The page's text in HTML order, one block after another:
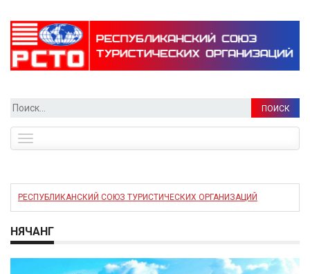
Найти:
navigation
РЕСПУБЛИКАНСКИЙ СОЮЗ ТУРИСТИЧЕСКИХ ОРГАНИЗАЦИЙ
НЯЧАНГ